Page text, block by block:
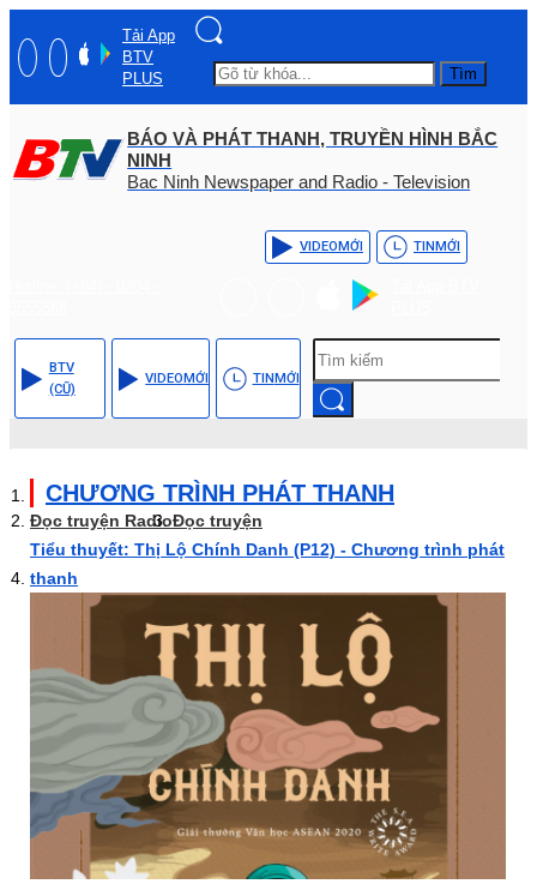
Tải App
BTV
PLUS
Tìm
BÁO VÀ PHÁT THANH, TRUYỀN HÌNH BẮC
NINH
Bac Ninh Newspaper and Radio - Television
VIDEOMỚI TINMỚI
BTV
(CŨ)
VIDEOMỚI TINMỚI
CHƯƠNG TRÌNH PHÁT THANH
Đọc truyện RadioĐọc truyện
Tiểu thuyết: Thị Lộ Chính Danh (P12) - Chương trình phát
thanh